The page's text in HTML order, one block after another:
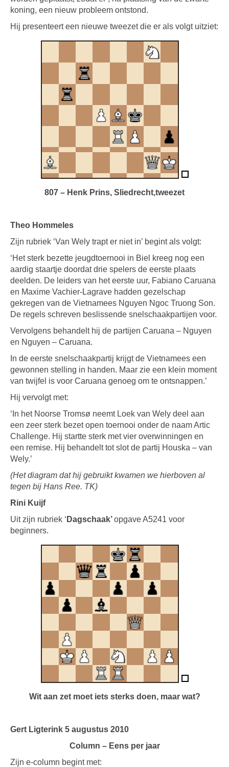
koning, een nieuw probleem ontstond.
Hij presenteert een nieuwe tweezet die er als volgt uitziet:
807 – Henk Prins, Sliedrecht,tweezet
Theo Hommeles
Zijn rubriek ‘Van Wely trapt er niet in’ begint als volgt:
‘Het sterk bezette jeugdtoernooi in Biel kreeg nog een
aardig staartje doordat drie spelers de eerste plaats
deelden. De leiders van het eerste uur, Fabiano Caruana
en Maxime Vachier-Lagrave hadden gezelschap
gekregen van de Vietnamees Nguyen Ngoc Truong Son.
De regels schreven beslissende snelschaakpartijen voor.
Vervolgens behandelt hij de partijen Caruana – Nguyen
en Nguyen – Caruana.
In de eerste snelschaakpartij krijgt de Vietnamees een
gewonnen stelling in handen. Maar zie een klein moment
van twijfel is voor Caruana genoeg om te ontsnappen.’
Hij vervolgt met:
‘In het Noorse Tromsø neemt Loek van Wely deel aan
een zeer sterk bezet open toernooi onder de naam Artic
Challenge. Hij startte sterk met vier overwinningen en
een remise. Hij behandelt tot slot de partij Houska – van
Wely.’
(Het diagram dat hij gebruikt kwamen we hierboven al
tegen bij Hans Ree. TK)
Rini Kuijf
Uit zijn rubriek ‘ Dagschaak’opgave A5241 voor
beginners.
Wit aan zet moet iets sterks doen, maar wat?
Gert Ligterink 5 augustus 2010
Column – Eens per jaar
Zijn e-column begint met: